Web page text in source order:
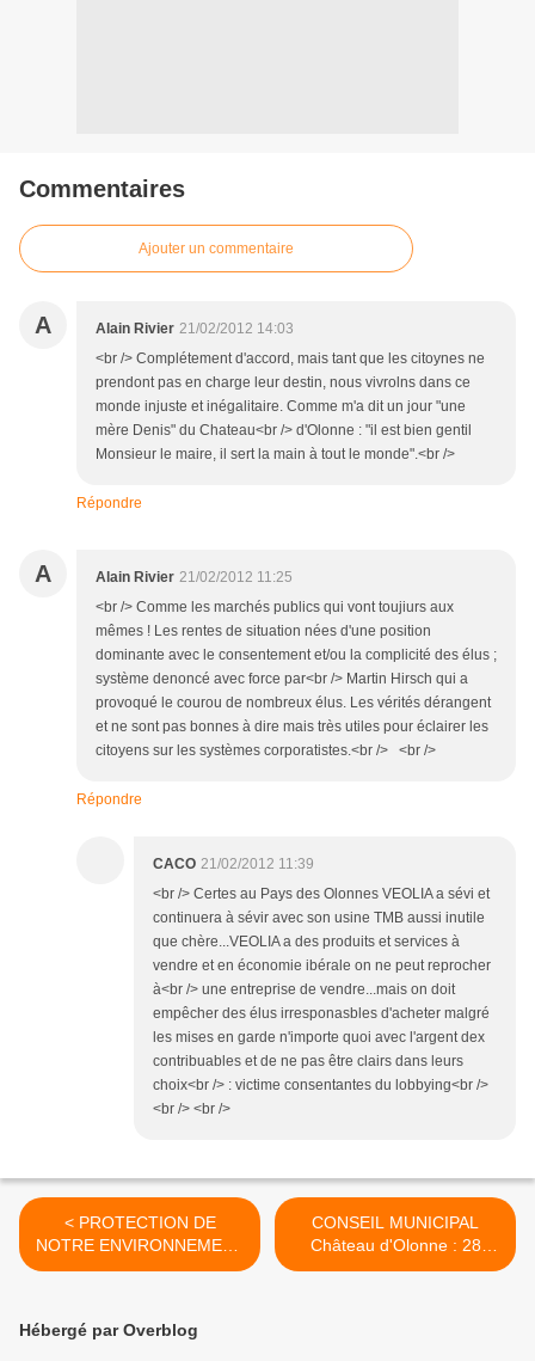
Commentaires
Ajouter un commentaire
A Alain Rivier 21/02/2012 14:03
<br /> Complétement d'accord, mais tant que les citoynes ne
prendont pas en charge leur destin, nous vivrolns dans ce
monde injuste et inégalitaire. Comme m'a dit un jour "une
mère Denis" du Chateau<br /> d'Olonne : "il est bien gentil
Monsieur le maire, il sert la main à tout le monde".<br />
Répondre
A Alain Rivier 21/02/2012 11:25
<br /> Comme les marchés publics qui vont toujiurs aux
mêmes ! Les rentes de situation nées d'une position
dominante avec le consentement et/ou la complicité des élus ;
système denoncé avec force par<br /> Martin Hirsch qui a
provoqué le courou de nombreux élus. Les vérités dérangent
et ne sont pas bonnes à dire mais très utiles pour éclairer les
citoyens sur les systèmes corporatistes.<br /> <br />
Répondre
CACO 21/02/2012 11:39
<br /> Certes au Pays des Olonnes VEOLIA a sévi et
continuera à sévir avec son usine TMB aussi inutile
que chère...VEOLIA a des produits et services à
vendre et en économie ibérale on ne peut reprocher
à<br /> une entreprise de vendre...mais on doit
empêcher des élus irresponasbles d'acheter malgré
les mises en garde n'importe quoi avec l'argent dex
contribuables et de ne pas être clairs dans leurs
choix<br /> : victime consentantes du lobbying<br />
<br /> <br />
< PROTECTION DE
NOTRE ENVIRONNEMENT
: association AVIGEN
CONSEIL MUNICIPAL
Château d'Olonne : 28
FEVRIER 2012 >
Hébergé par Overblog